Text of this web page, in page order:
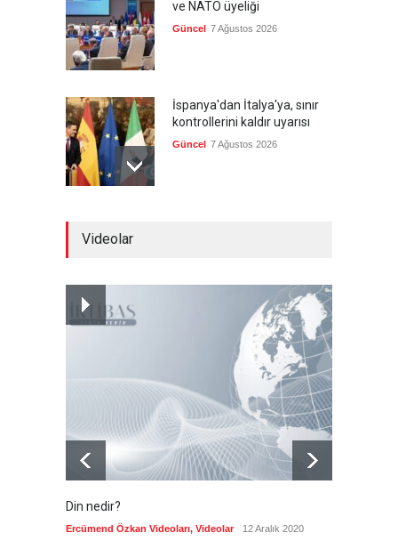
ve NATO üyeliği
Güncel 7 Ağustos 2026
İspanya'dan İtalya'ya, sınır
kontrollerini kaldır uyarısı
Güncel 7 Ağustos 2026
Fransa'nın sosyal medyaya
yasak talebine ABD'den sert
Güncel 7 Ağustos 2026
Videolar
Din nedir?
Ercümend Özkan Videoları, Videolar 12 Aralık 2020